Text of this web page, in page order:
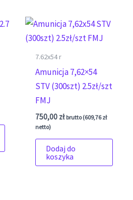
7.62x54 r
Amunicja 7,62×54
STV (300szt) 2.5zł/szt
FMJ
750,00 zł brutto (609,76zł
netto)
Dodaj do
koszyka